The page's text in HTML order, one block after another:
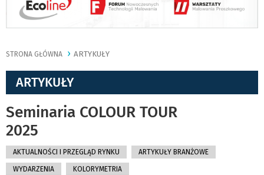
STRONA GŁÓWNA ARTYKUŁY
ARTYKUŁY
Seminaria COLOUR TOUR
2025
AKTUALNOŚCI I PRZEGLĄD RYNKU ARTYKUŁY BRANŻOWE
WYDARZENIA
KOLORYMETRIA